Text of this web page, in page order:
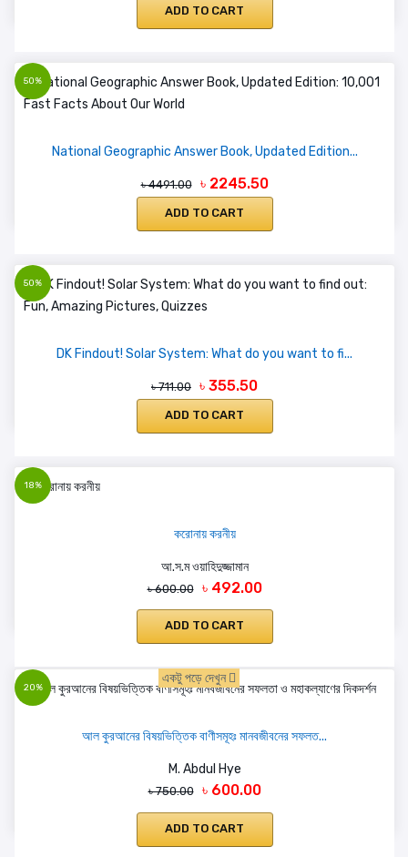
ADD TO CART
50%
National Geographic Answer Book, Updated Edition...
৳ 4491.00 ৳ 2245.50
ADD TO CART
50%
DK Findout! Solar System: What do you want to fi...
৳ 711.00 ৳ 355.50
ADD TO CART
18%
করোনায় করনীয়
আ.স.ম ওয়াহিদুজ্জামান
৳ 600.00 ৳ 492.00
ADD TO CART
20%
একটু পড়ে দেখুন
আল কুরআনের বিষয়ভিত্তিক বাণীসমূহঃ মানবজীবনের সফলত...
M. Abdul Hye
৳ 750.00 ৳ 600.00
ADD TO CART